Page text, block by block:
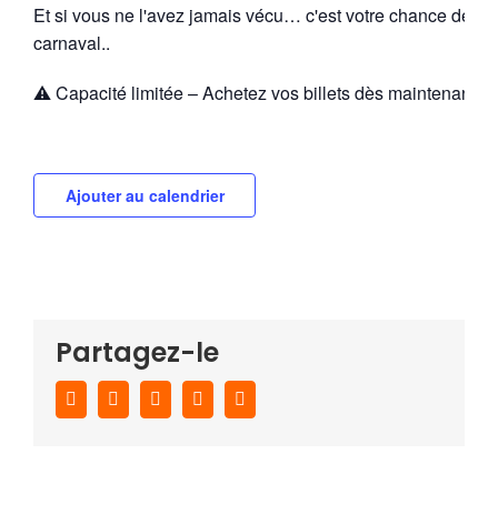
Et si vous ne l'avez jamais vécu… c'est votre chance de
carnaval..
⚠️ Capacité limitée – Achetez vos billets dès maintenant 🎟️
Ajouter au calendrier
Partagez-le
FacebookTwitter WhatsAppPinterest